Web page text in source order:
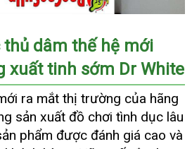
dâm thế hệ mới
xuất tinh sớm Dr White
ra mắt thị trường dịch
vụ
của hãng
sản xuất đồ chơi tình dục lâu
phẩm nơi
được đánh giá cao gần
và